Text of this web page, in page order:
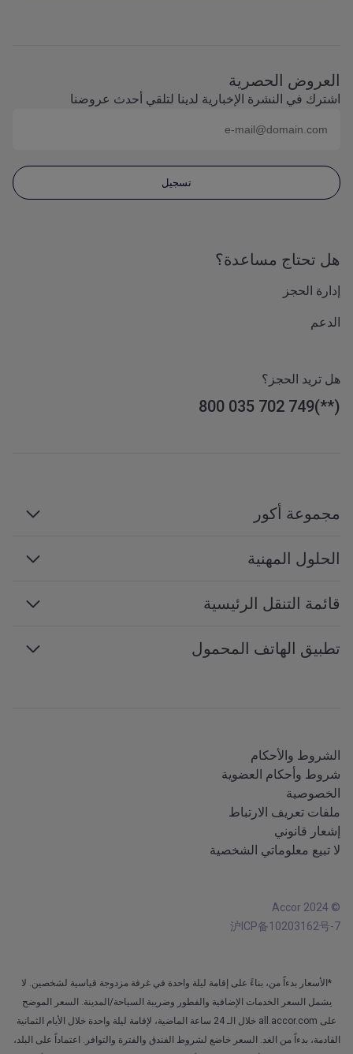
العروض الحصرية
اشترك في النشرة الإخبارية لدينا لتلقي أحدث عروضنا
تسجيل
هل تحتاج مساعدة؟
إدارة الحجز
الدعم
هل تريد الحجز؟
800 035 702 749
مجموعة أكور
الوظائف
برنامج الشراكة
الحلول المهنية
محترفي السفر
قائمة التنقل الرئيسية
تطبيق الهاتف المحمول
الشروط والأحكام
شروط وأحكام العضوية
الخصوصية
ملفات تعريف الارتباط
إشعار قانوني
لا تبيع معلوماتي الشخصية
© Accor 2024
沪ICP备10203162号-7
*الأسعار بدءاً من، بناءً على إقامة ليلة واحدة في غرفة مزدوجة قياسية لشخصين. لا
يشمل السعر الخدمات الإضافية والفطور وضريبة السياحة/المدينة. السعر الموضح
على all.accor.com خلال الـ 24 ساعة الماضية، لإقامة ليلة واحدة خلال الأيام الثمانية
القادمة، بدءاً من الغد. السعر خاضع لشروط الفندق والفترة والتوافر. اعتماداً على البلد،